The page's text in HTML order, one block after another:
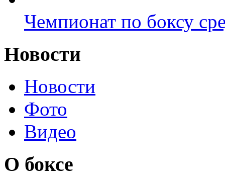
Чемпионат по боксу
Новости
Новости
Фото
Видео
О боксе